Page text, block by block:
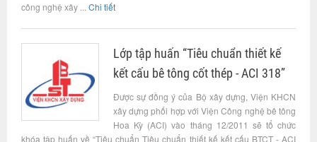
công nghệ xây ... Chi tiết
Lớp tập huấn “Tiêu chuẩn thiết kế
kết cấu bê tông cốt thép - ACI 318”
Được sự đồng ý của Bộ xây dựng, Viện KHCN
xây dựng phối hợp với Viện Công nghệ bê tông
Hoa Kỳ (ACI) vào tháng 12/2011 sẽ tổ chức
khóa tập huấn về “Tiêu chuẩn Tiêu chuẩn thiết kế kết cấu BTCT - ACI